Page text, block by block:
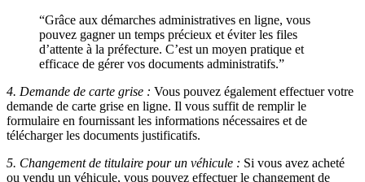
“Grâce aux démarches administratives en ligne, vous
pouvez gagner un temps précieux et éviter les files
d’attente à la préfecture. C’est un moyen pratique et
efficace de gérer vos documents administratifs.”
4. Demande de carte grise : Vous pouvez également effectuer votre
demande de carte grise en ligne. Il vous suffit de remplir le
formulaire en fournissant les informations nécessaires et de
télécharger les documents justificatifs.
5. Changement de titulaire pour un véhicule : Si vous avez acheté
ou vendu un véhicule, vous pouvez effectuer le changement de